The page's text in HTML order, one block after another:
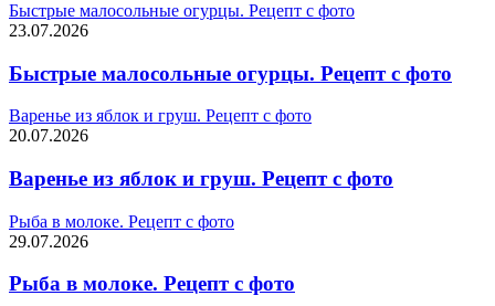
Быстрые малосольные огурцы. Рецепт с фото
23.07.2026
Быстрые малосольные огурцы. Рецепт с фото
Варенье из яблок и груш. Рецепт с фото
20.07.2026
Варенье из яблок и груш. Рецепт с фото
Рыба в молоке. Рецепт с фото
29.07.2026
Рыба в молоке. Рецепт с фото